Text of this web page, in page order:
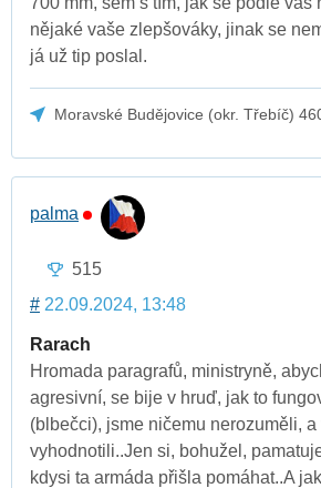
nějaké vaše zlepšováky, jinak se
já už tip poslal.
Moravské Budějovice (okr. Třebíč)
palma
515
# 22.09.2024, 13:48
Rarach
Hromada paragrafů, ministryně,
agresivní, se bije v hruď, jak to
(blbečci), jsme ničemu nerozuměli,
vyhodnotili..Jen si, bohužel,
kdysi ta armáda přišla pomáhat..A